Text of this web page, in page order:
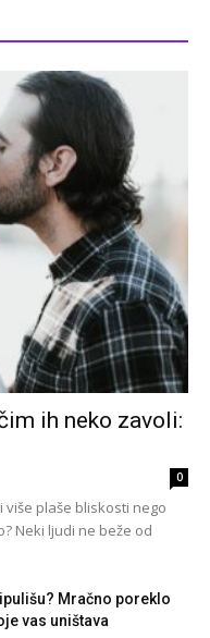
ih neko zavoli:
0
plaše bliskosti nego
Neki ljudi ne beže od
Mračno poreklo
vas uništava